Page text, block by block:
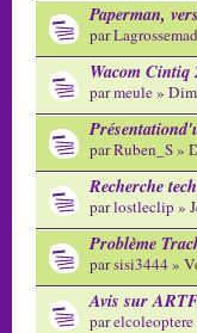
Paperman,
par
Wacom Cintiq
parmeule»
parRuben_S»
Recherche
parlostleclip»
Problème
parsisi3444»
Avis sur
parelcoleoptere